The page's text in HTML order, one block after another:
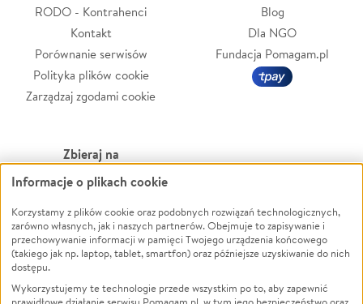
RODO - Kontrahenci
Kontakt
Porównanie serwisów
Polityka plików cookie
Zarządzaj zgodami cookie
Blog
Dla NGO
Fundacja Pomagam.pl
Zbieraj na
Leczenie
Zwierzęta
Pożar
Ukraina
Pomoc Finansowa
Powódź
Wichura
NGO
Edukacja
Informacje o plikach cookie
Korzystamy z plików cookie oraz podobnych rozwiązań technologicznych,
zarówno własnych, jak i naszych partnerów. Obejmuje to zapisywanie i
przechowywanie informacji w pamięci Twojego urządzenia końcowego
(takiego jak np. laptop, tablet, smartfon) oraz późniejsze uzyskiwanie do nich
dostępu.
Wykorzystujemy te technologie przede wszystkim po to, aby zapewnić